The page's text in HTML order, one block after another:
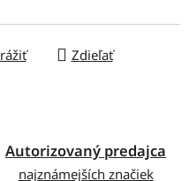
Zdieľať
Autorizovaný predajca
najznámejších značiek